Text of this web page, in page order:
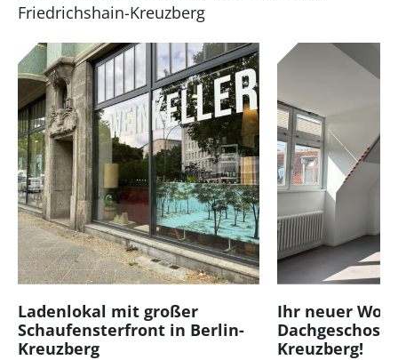
Friedrichshain-Kreuzberg
Ladenlokal mit großer
Schaufensterfront in Berlin-
Kreuzberg
Ihr neuer
Kreuzberg!